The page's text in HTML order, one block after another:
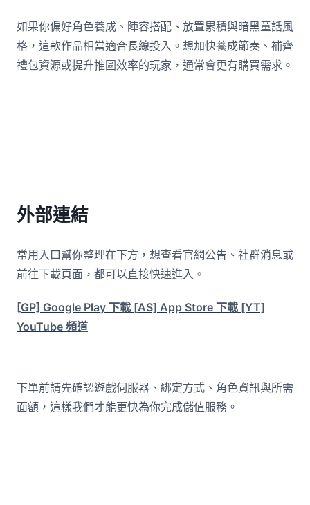
如果你偏好角色養成、陣容搭配、放置累積與暗黑童話風
格，這款作品相當適合長線投入。想加快養成節奏、補齊
禮包資源或提升推圖效率的玩家，通常會更有購買需求。
外部連結
常用入口幫你整理在下方，想查看官網公告、社群消息或
前往下載頁面，都可以直接快速進入。
[GP] Google Play 下載 [AS] App Store 下載 [YT]
YouTube 頻道
下單前請先確認遊戲伺服器、綁定方式、角色資訊與所需
面額，這樣我們才能更快為你完成儲值服務。